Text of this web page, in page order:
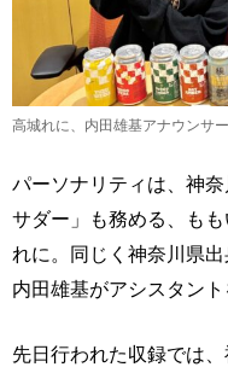
高城れに、内田雄基アナウンサー
パーソナリティは、神
サダー」も務める、も
れに。同じく神奈川県
内田雄基がアシスタント
先日行われた収録では